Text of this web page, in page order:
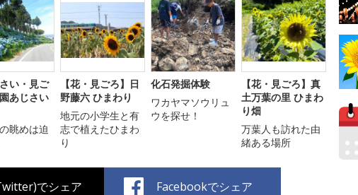
さい・見ご
あじさい
眺めは迫
【花・見ごろ】日
野藤六 ひまわり
地元の小学生と有
志で植えたひまわ
り
化石発掘体験
ワカヤマソウリュ
ウを探せ！
【花・見ごろ】真
土万葉の里 ひまわ
り畑
万葉人も訪れた由
緒ある場所
でシェア Facebookでシェア